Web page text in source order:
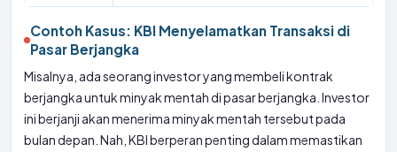
Contoh Kasus: KBI Menyelamatkan Transaksi di
Pasar Berjangka
Misalnya, ada seorang investor yang membeli kontrak
berjangka untuk minyak mentah di pasar berjangka. Investor
ini berjanji akan menerima minyak mentah tersebut pada
bulan depan. Nah, KBI berperan penting dalam memastikan